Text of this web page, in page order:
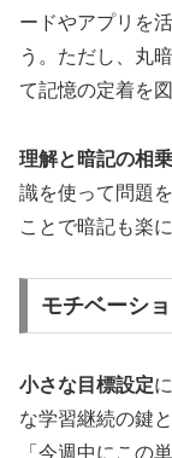
ードやアプリを
う。ただし、丸
て記憶の定着を
理解と暗記の相
識を使って問題
ことで暗記も楽
モチベーシ
小さな目標設定
な学習継続の鍵
「今週中にこの